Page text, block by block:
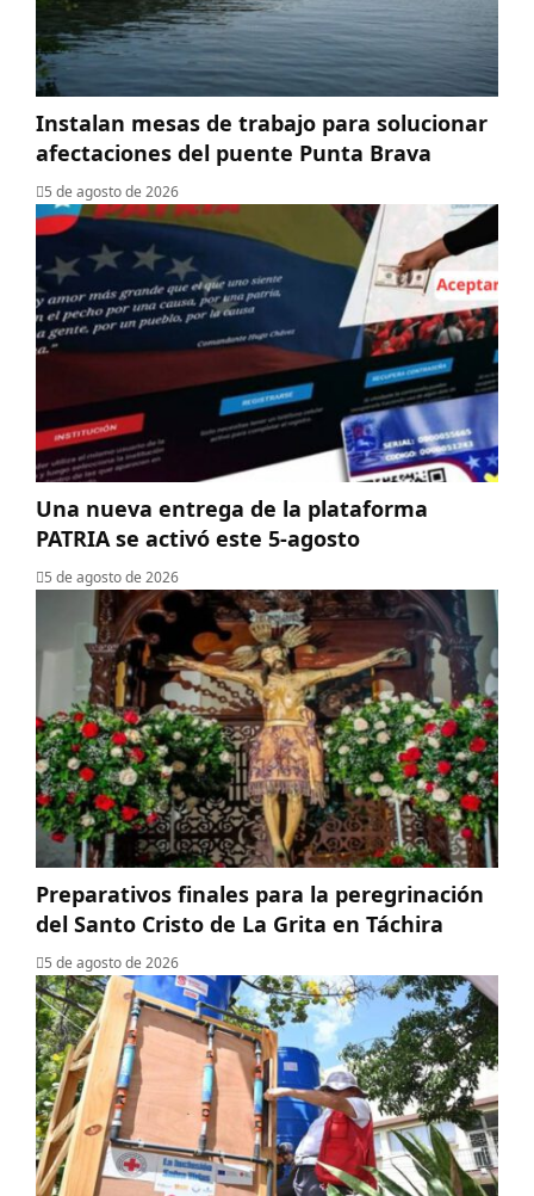
Instalan mesas de trabajo para solucionar
afectaciones del puente Punta Brava
5 de agosto de 2026
Una nueva entrega de la plataforma
PATRIA se activó este 5-agosto
5 de agosto de 2026
Preparativos finales para la peregrinación
del Santo Cristo de La Grita en Táchira
5 de agosto de 2026